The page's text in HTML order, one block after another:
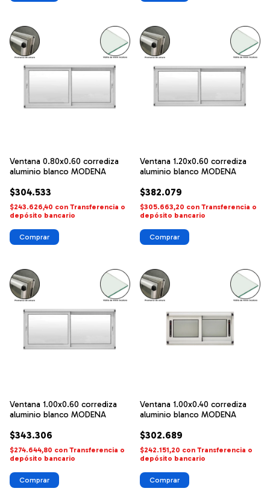
Ventana 0.80x0.60 corrediza
aluminio blanco MODENA
$304.533
$243.626,40 con Transferencia o
depósito bancario
Ventana 1.20x0.60 corrediza
aluminio blanco MODENA
$382.079
$305.663,20 con Transferencia o
depósito bancario
Ventana 1.00x0.60 corrediza
aluminio blanco MODENA
$343.306
$274.644,80 con Transferencia o
depósito bancario
Ventana 1.00x0.40 corrediza
aluminio blanco MODENA
$302.689
$242.151,20 con Transferencia o
depósito bancario